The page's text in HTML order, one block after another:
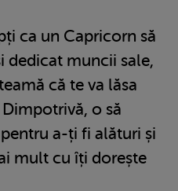
ca un Capricorn să
muncii sale,
că te va lăsa
o să
a-ți fi alături și
mult cu îți dorește